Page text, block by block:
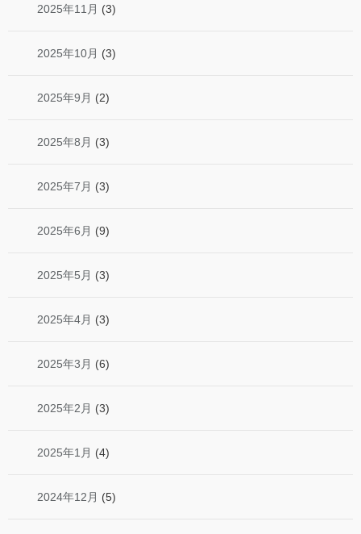
2025年11月 (3)
2025年10月 (3)
2025年9月 (2)
2025年8月 (3)
2025年7月 (3)
2025年6月 (9)
2025年5月 (3)
2025年4月 (3)
2025年3月 (6)
2025年2月 (3)
2025年1月 (4)
2024年12月 (5)